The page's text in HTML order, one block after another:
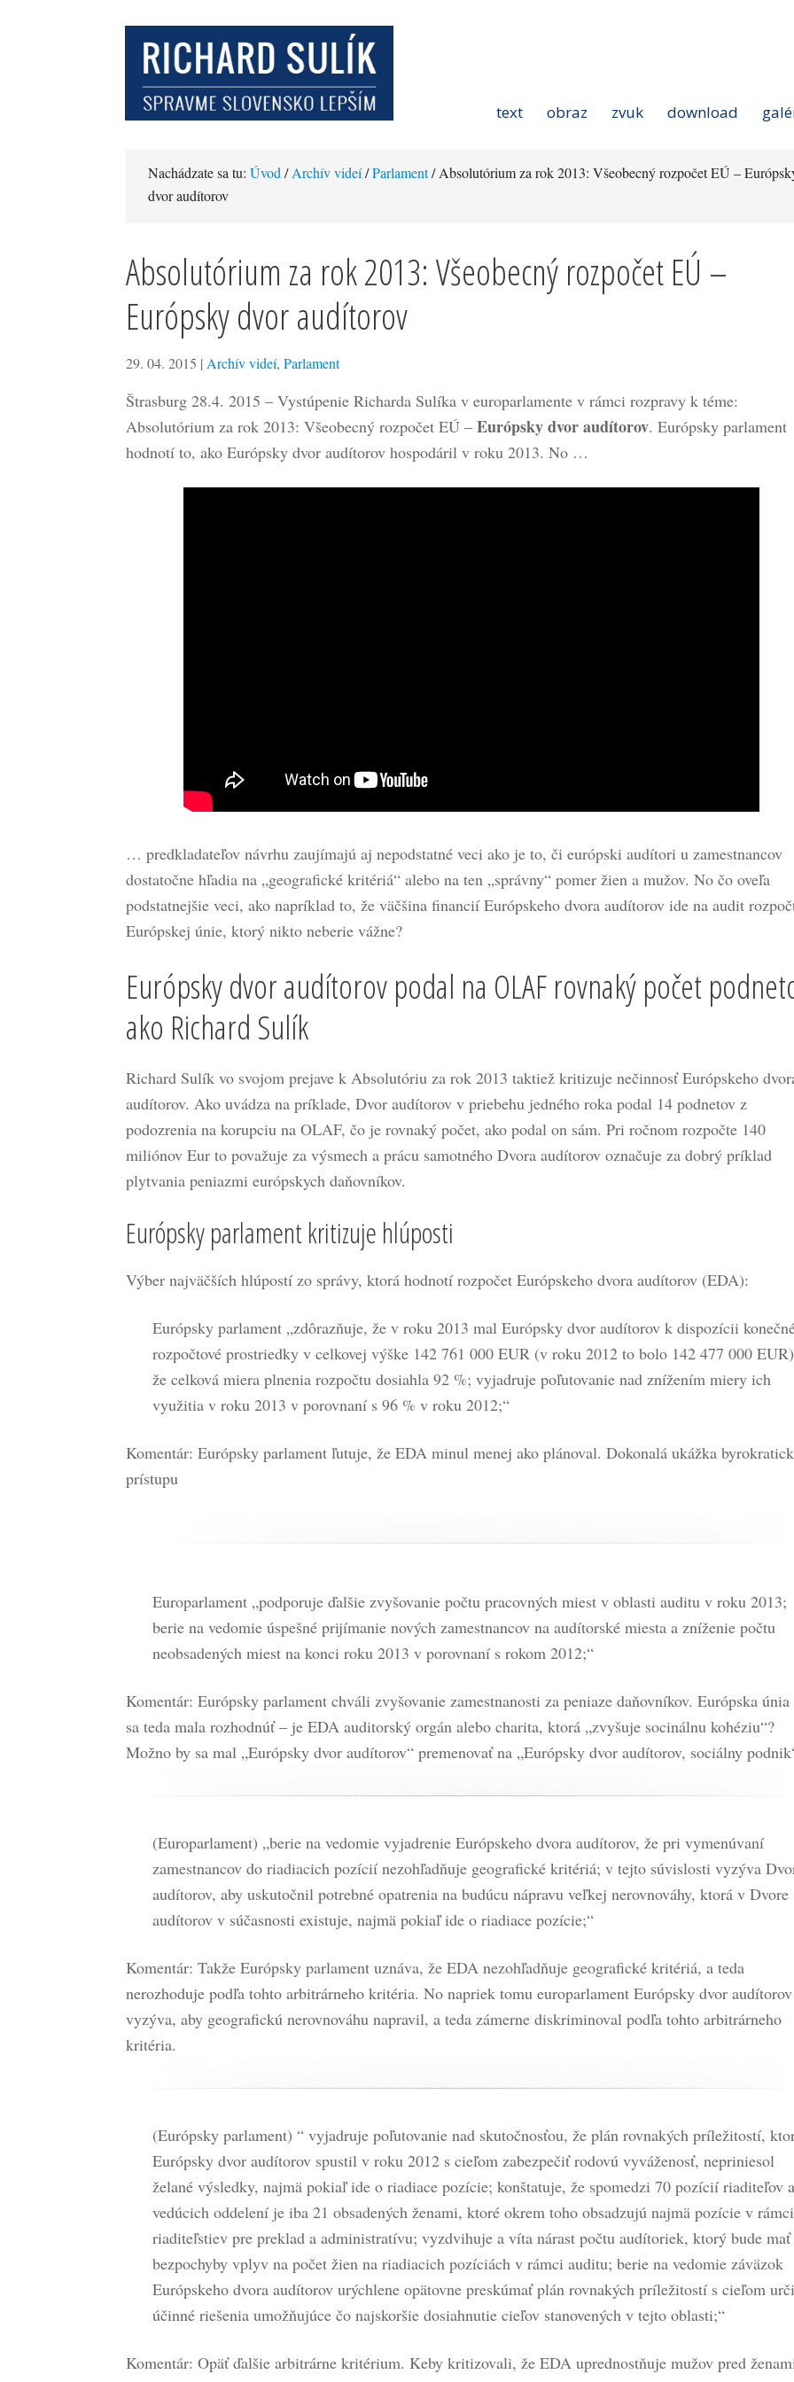
text obraz zvuk download
Nachádzate sa tu: Úvod/Archív videí/Parlament/ Absolutórium za rok 2013: Všeobecný rozpočet EÚ –
dvor audítorov
Absolutórium za rok 2013: Všeobecný rozpočet EÚ –
Európsky dvor audítorov
29. 04. 2015 | Archív videí, Parlament
Štrasburg 28.4. 2015 – Vystúpenie Richarda Sulíka v europarlamente v rámci rozpravy k téme:
Absolutórium za rok 2013: Všeobecný rozpočet EÚ – Európsky dvor audítorov. Európsky parlament
hodnotí to, ako Európsky dvor audítorov hospodáril v roku 2013. No …
… predkladateľov návrhu zaujímajú aj nepodstatné veci ako je to, či európski audítori u zamestnancov
dostatočne hľadia na „geografické kritériá“ alebo na ten „správny“ pomer žien a mužov. No čo oveľa
podstatnejšie veci, ako napríklad to, že väčšina financií Európskeho dvora audítorov ide na audit
Európskej únie, ktorý nikto neberie vážne?
Európsky dvor audítorov podal na OLAF rovnaký počet
ako Richard Sulík
Richard Sulík vo svojom prejave k Absolutóriu za rok 2013 taktiež kritizuje nečinnosť Európskeho
audítorov. Ako uvádza na príklade, Dvor audítorov v priebehu jedného roka podal 14 podnetov z
podozrenia na korupciu na OLAF, čo je rovnaký počet, ako podal on sám. Pri ročnom rozpočte 140
miliónov Eur to považuje za výsmech a prácu samotného Dvora audítorov označuje za dobrý príklad
plytvania peniazmi európskych daňovníkov.
Európsky parlament kritizuje hlúposti
Výber najväčších hlúpostí zo správy, ktorá hodnotí rozpočet Európskeho dvora audítorov (EDA):
Európsky parlament „zdôrazňuje, že v roku 2013 mal Európsky dvor audítorov k dispozícii
rozpočtové prostriedky v celkovej výške 142 761 000 EUR (v roku 2012 to bolo 142 477 000
že celková miera plnenia rozpočtu dosiahla 92 %; vyjadruje poľutovanie nad znížením miery ich
využitia v roku 2013 v porovnaní s 96 % v roku 2012;“
Komentár: Európsky parlament ľutuje, že EDA minul menej ako plánoval. Dokonalá ukážka
prístupu
Europarlament „podporuje ďalšie zvyšovanie počtu pracovných miest v oblasti auditu v roku 2013;
berie na vedomie úspešné prijímanie nových zamestnancov na audítorské miesta a zníženie počtu
neobsadených miest na konci roku 2013 v porovnaní s rokom 2012;“
Komentár: Európsky parlament chváli zvyšovanie zamestnanosti za peniaze daňovníkov. Európska únia
sa teda mala rozhodnúť – je EDA auditorský orgán alebo charita, ktorá „zvyšuje socinálnu kohéziu“?
Možno by sa mal „Európsky dvor audítorov“ premenovať na „Európsky dvor audítorov, sociálny
(Europarlament) „berie na vedomie vyjadrenie Európskeho dvora audítorov, že pri vymenúvaní
zamestnancov do riadiacich pozícií nezohľadňuje geografické kritériá; v tejto súvislosti vyzýva
audítorov, aby uskutočnil potrebné opatrenia na budúcu nápravu veľkej nerovnováhy, ktorá v Dvore
audítorov v súčasnosti existuje, najmä pokiaľ ide o riadiace pozície;“
Komentár: Takže Európsky parlament uznáva, že EDA nezohľadňuje geografické kritériá, a teda
nerozhoduje podľa tohto arbitrárneho kritéria. No napriek tomu europarlament Európsky dvor audítorov
vyzýva, aby geografickú nerovnováhu napravil, a teda zámerne diskriminoval podľa tohto arbitrárneho
kritéria.
(Európsky parlament) “ vyjadruje poľutovanie nad skutočnosťou, že plán rovnakých príležitostí,
Európsky dvor audítorov spustil v roku 2012 s cieľom zabezpečiť rodovú vyváženosť, nepriniesol
želané výsledky, najmä pokiaľ ide o riadiace pozície; konštatuje, že spomedzi 70 pozícií riaditeľov a
vedúcich oddelení je iba 21 obsadených ženami, ktoré okrem toho obsadzujú najmä pozície v rámci
riaditeľstiev pre preklad a administratívu; vyzdvihuje a víta nárast počtu audítoriek, ktorý bude mať
bezpochyby vplyv na počet žien na riadiacich pozíciách v rámci auditu; berie na vedomie záväzok
Európskeho dvora audítorov urýchlene opätovne preskúmať plán rovnakých príležitostí s cieľom
účinné riešenia umožňujúce čo najskoršie dosiahnutie cieľov stanovených v tejto oblasti;“
Komentár: Opäť ďalšie arbitrárne kritérium. Keby kritizovali, že EDA uprednostňuje mužov pred